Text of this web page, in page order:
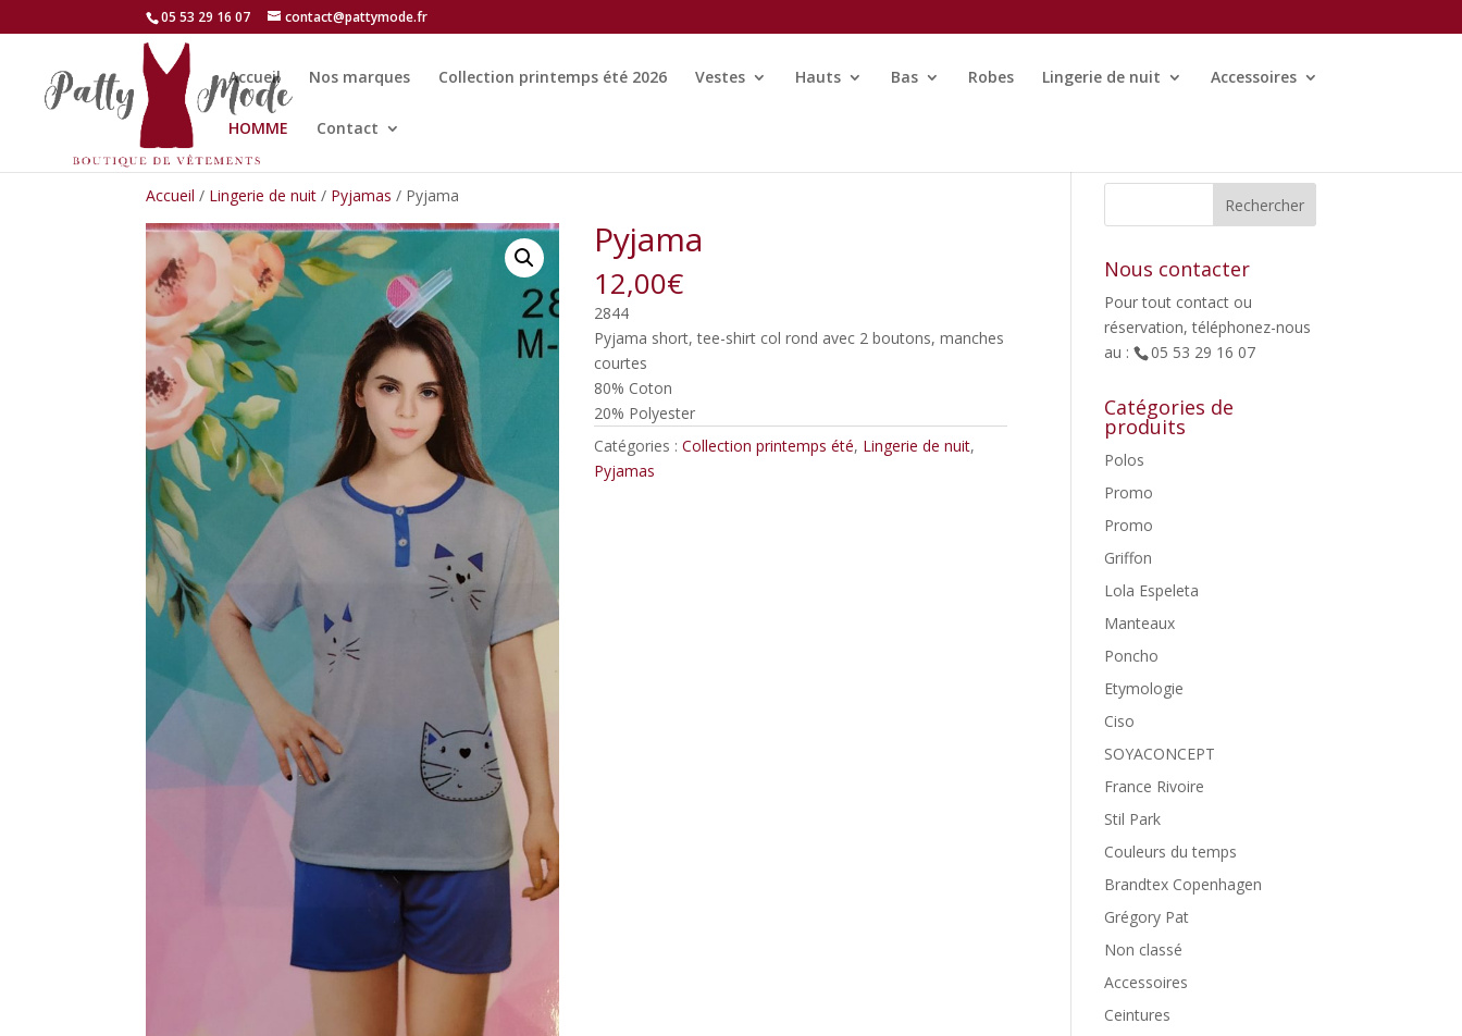
05 53 29 16 07 contact@pattymode.fr
Accueil Nos marques Collection printemps été 2026 Vestes Hauts Bas Robes Lingerie de nuit Accessoires
HOMME Contact
Accueil / Lingerie de nuit / Pyjamas / Pyjama
Pyjama
12,00€
2844
Pyjama short, tee-shirt col rond avec 2 boutons, manches
courtes
80% Coton
20% Polyester
Catégories :Collection printemps été, Lingerie de nuit,
Pyjamas
Nous contacter
Pour tout contact ou
réservation, téléphonez-nous
au :
05 53 29 16 07
Catégories de
produits
Polos
Promo
Promo
Griffon
Lola Espeleta
Manteaux
Poncho
Etymologie
Ciso
SOYACONCEPT
France Rivoire
Stil Park
Couleurs du temps
Brandtex Copenhagen
Grégory Pat
Non classé
Accessoires
Ceintures